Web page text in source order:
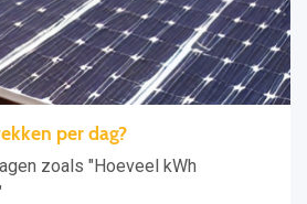
per dag?
zoals "Hoeveel kWh